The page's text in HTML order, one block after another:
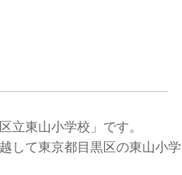
立東山小学校」です。
して東京都目黒区の東山小学